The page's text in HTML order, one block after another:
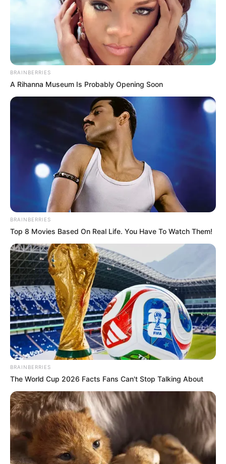
(foto: sbs)
5. Untuk Kakek Nenek, Haraboji untuk kakek dan
Halmoni untuk nenek
6. Kalau sering mendengar kata anak di Indonesia,
sedangkan di Korea anak perempuan dipanggil Ttal
sedangkan laki-laki dipanggil Adeul
(foto: asianwiki)
BRAINBERRIES
A Rihanna Museum Is Probably Opening Soon
BRAINBERRIES
Top 8 Movies Based On Real Life. You Have To Watch Them!
BRAINBERRIES
The World Cup 2026 Facts Fans Can't Stop Talking About